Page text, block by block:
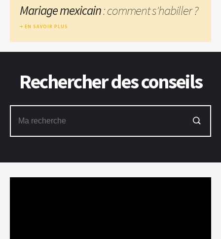
Mariage mexicain: comment s'habiller ?
EN SAVOIR PLUS
Rechercher des conseils